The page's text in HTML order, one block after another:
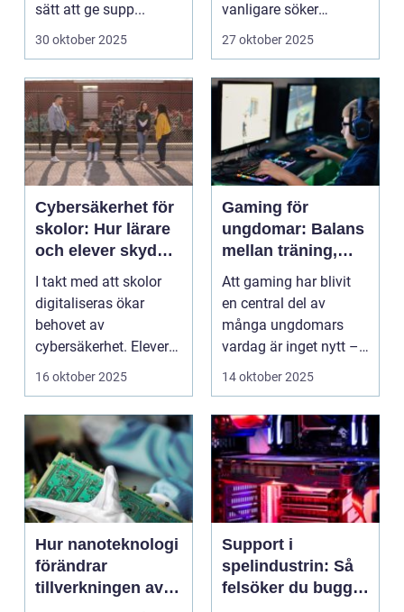
sätt att ge supp...
30 oktober 2025
vanligare söker
mång...
27 oktober 2025
Cybersäkerhet för
skolor: Hur lärare
och elever skyddar
sina data
I takt med att skolor
digitaliseras ökar
behovet av
cybersäkerhet. Elever
och lärare ...
16 oktober 2025
Gaming för
ungdomar: Balans
mellan träning,
skola och socialt
Att gaming har blivit
en central del av
många ungdomars
vardag är inget nytt –
men ...
14 oktober 2025
Hur nanoteknologi
förändrar
tillverkningen av
Support i
spelindustrin: Så
felsöker du buggar